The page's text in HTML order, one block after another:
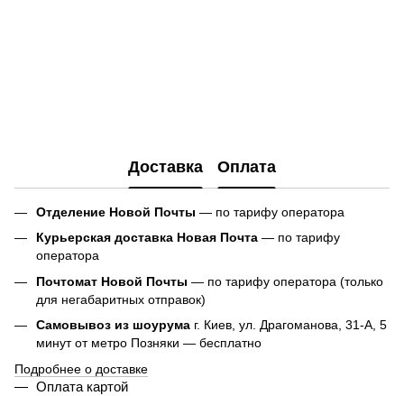
Доставка Оплата
Отделение Новой Почты — по тарифу оператора
Курьерская доставка Новая Почта — по тарифу
оператора
Почтомат Новой Почты — по тарифу оператора (только
для негабаритных отправок)
Самовывоз из шоурума г. Киев, ул. Драгоманова, 31-А, 5
минут от метро Позняки — бесплатно
Подробнее о доставке
Оплата картой